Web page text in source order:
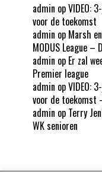
admin opVIDEO:
voor de toekomst
admin op Marsh
MODUS League –
admin op Er zal
Premier league
admin opVIDEO:
voor de toekomst
admin op Terry
WK senioren